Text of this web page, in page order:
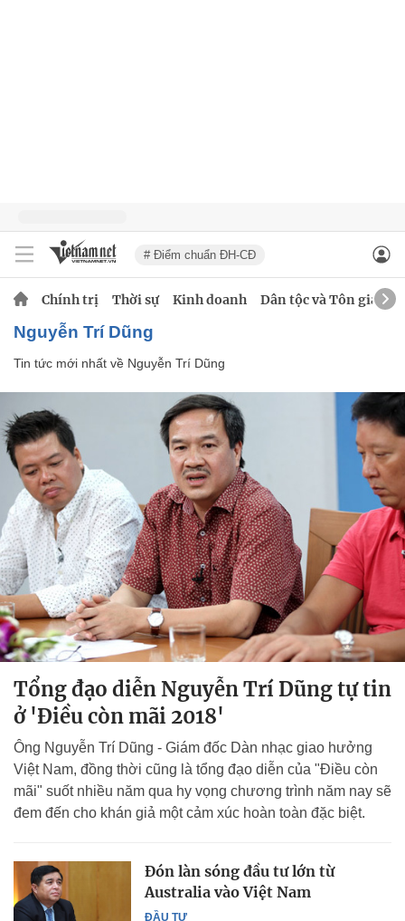
# Điểm chuẩn ĐH-CĐ
Chính trị Thời sự Kinh doanh Dân tộc và Tôn giáo
Nguyễn Trí Dũng
Tin tức mới nhất về Nguyễn Trí Dũng
Tổng đạo diễn Nguyễn Trí Dũng tự tin
ở 'Điều còn mãi 2018'
Ông Nguyễn Trí Dũng - Giám đốc Dàn nhạc giao hưởng
Việt Nam, đồng thời cũng là tổng đạo diễn của "Điều còn
mãi" suốt nhiều năm qua hy vọng chương trình năm nay sẽ
đem đến cho khán giả một cảm xúc hoàn toàn đặc biệt.
ĐẦU TƯ
Đón làn sóng đầu tư lớn từ
Australia vào Việt Nam